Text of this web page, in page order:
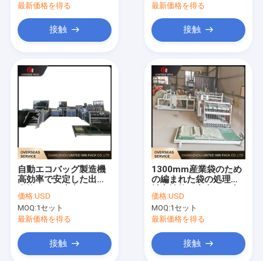
最新価格を得る
接触
最新価格を得る
接触
自動エコバッグ製造機
高効率で安定した出力
価格:USD
MOQ:1セット
最新価格を得る
接触
1300mm産業袋のため
の編まれた袋の処理機
力
価格:USD
MOQ:1セット
最新価格を得る
接触